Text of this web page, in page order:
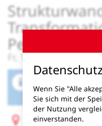
Perspektiven
Fr, 12. September
ist beendet.
Schloss Paffendorf,
Wenn Sie "Alle
Sie sich mit der
der Nutzung
einverstanden.